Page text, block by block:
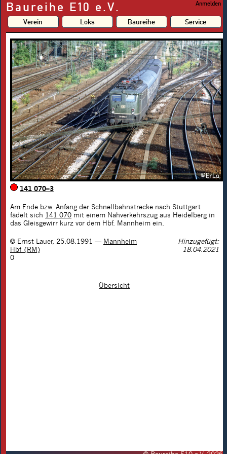
Baureihe E10 e.V. Anmelden
Verein Loks Baureihe Service
141 070–3
Am Ende bzw. Anfang der Schnellbahnstrecke nach Stuttgart
fädelt sich 141 070 mit einem Nahverkehrszug aus Heidelberg in
das Gleisgewirr kurz vor dem Hbf. Mannheim ein.
© Ernst Lauer, 25.08.1991 — Mannheim
Hbf (RM)
Hinzugefügt:
18.04.2021
0
Übersicht